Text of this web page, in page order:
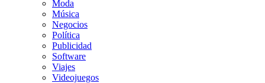
Moda
Música
Negocios
Política
Publicidad
Software
Viajes
Videojuegos